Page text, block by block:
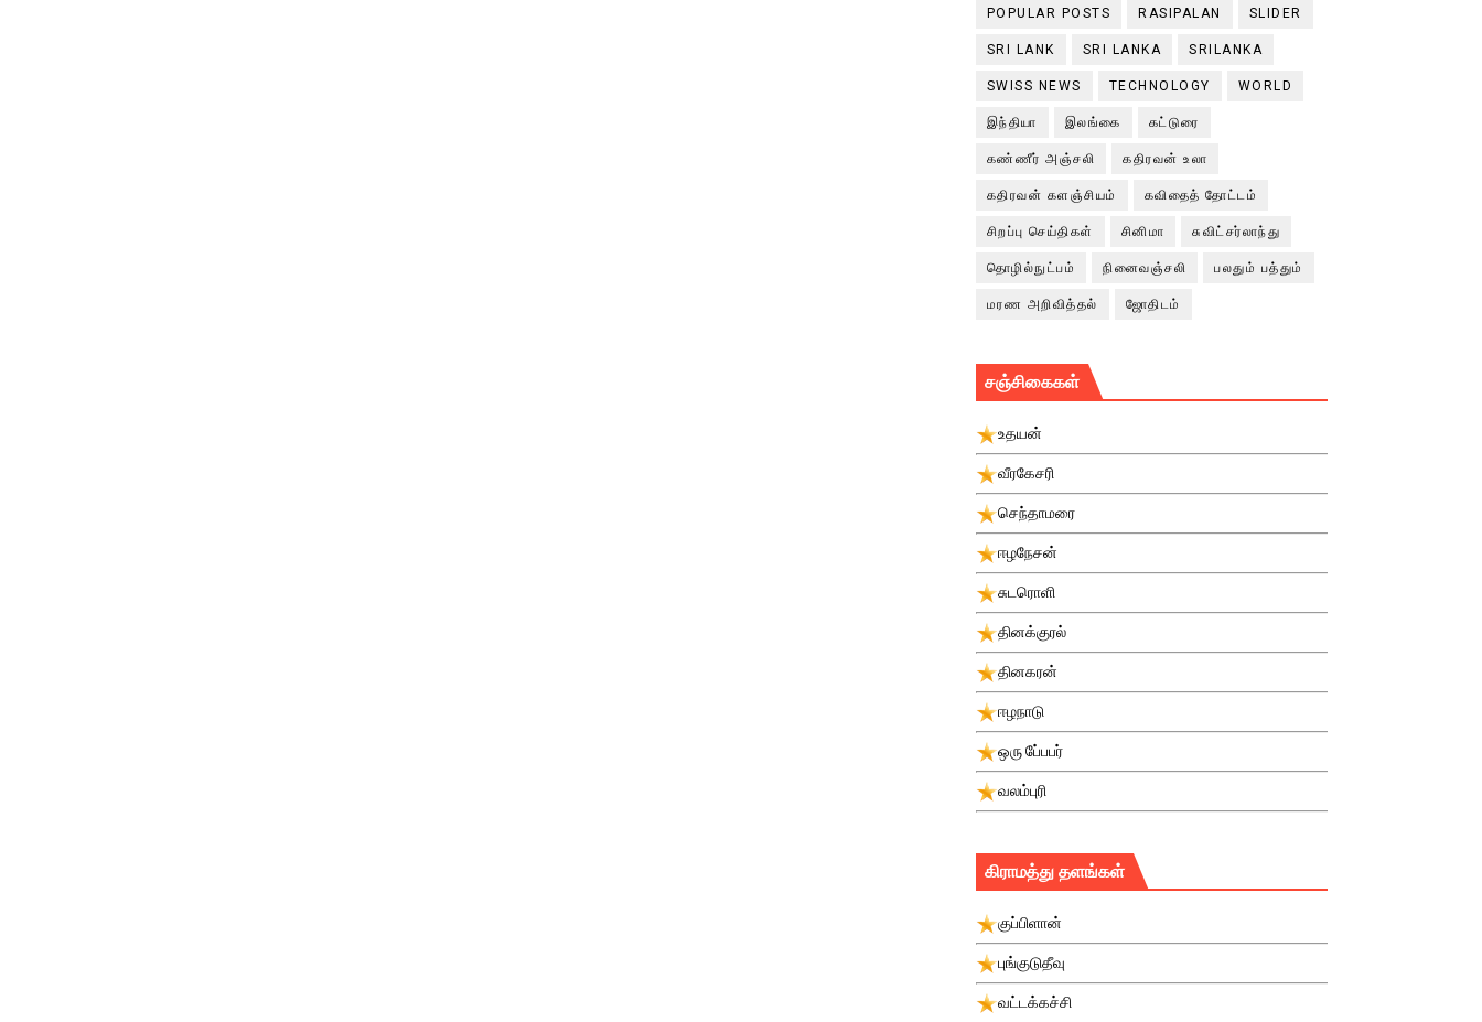
POPULAR POSTS RASIPALAN SLIDER
SRI LANK SRI LANKA SRILANKA
SWISS NEWS TECHNOLOGY WORLD
இந்தியா இலங்கை கட்டுரை
கண்ணீர் அஞ்சலி கதிரவன் உலா
கதிரவன் களஞ்சியம் கவிதைத் தோட்டம்
சிறப்பு செய்திகள் சினிமா சுவிட்சர்லாந்து
தொழில்நுட்பம் நினைவஞ்சலி பலதும் பத்தும்
மரண அறிவித்தல் ஜோதிடம்
சஞ்சிகைகள்
உதயன்
வீரகேசரி
செந்தாமரை
ஈழநேசன்
சுடரொளி
தினக்குரல்
தினகரன்
ஈழநாடு
ஒரு பே்பபர்
வலம்புரி
கிராமத்து தளங்கள்
குப்பிளான்
புங்குடுதீவு
வட்டக்கச்சி